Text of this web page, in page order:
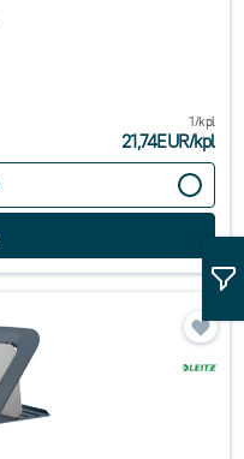
1/kpl
21,74EUR/kpl